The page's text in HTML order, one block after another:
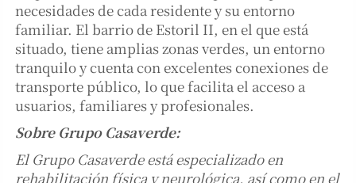
necesidades de cada residente y su entorno
familiar. El barrio de Estoril II, en el que está
situado, tiene amplias zonas verdes, un entorno
tranquilo y cuenta con excelentes conexiones de
transporte público, lo que facilita el acceso a
usuarios, familiares y profesionales.
Sobre Grupo Casaverde:
El Grupo Casaverde está especializado en
rehabilitación física y neurológica, así como en el